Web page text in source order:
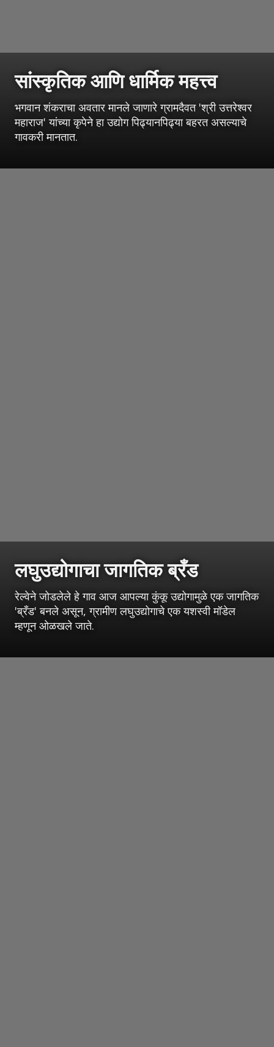
सांस्कृतिक आणि धार्मिक महत्त्व
भगवान शंकराचा अवतार मानले जाणारे ग्रामदैवत 'श्री उत्तरेश्वर
महाराज' यांच्या कृपेने हा उद्योग पिढ्यानपिढ्या बहरत असल्याचे
गावकरी मानतात.
लघुउद्योगाचा जागतिक ब्रँड
रेल्वेने जोडलेले हे गाव आज आपल्या कुंकू उद्योगामुळे एक जागतिक
'ब्रँड' बनले असून, ग्रामीण लघुउद्योगाचे एक यशस्वी मॉडेल
म्हणून ओळखले जाते.